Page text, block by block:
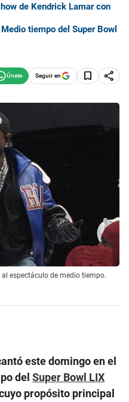
de Kendrick Lamar con
tiempo del Super Bowl
Seguir en
espectáculo de medio tiempo.
este domingo en el
del Super Bowl LIX
propósito principal